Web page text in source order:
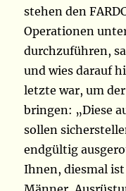
stehen den
Operationen
durchzuführen,
und wies darauf
letzte war, um
bringen: „Diese
sollen
endgültig
Ihnen, diesmal ist